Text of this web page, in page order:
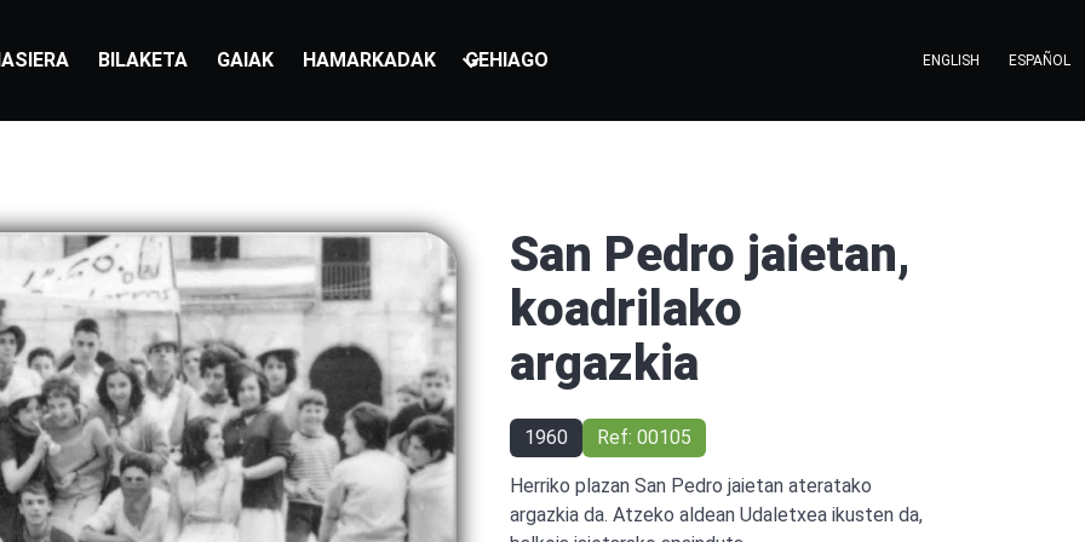
BILAKETA GAIAK HAMARKADAK GEHIAGO ENGLISH ESPAÑOL
San Pedro jaietan,
koadrilako
argazkia
1960 Ref: 00105
Herriko plazan San Pedro jaietan ateratako
argazkia da. Atzeko aldean Udaletxea ikusten da,